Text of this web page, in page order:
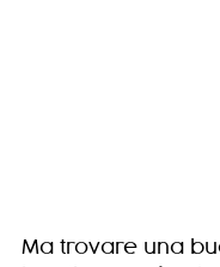
Ma trovare una